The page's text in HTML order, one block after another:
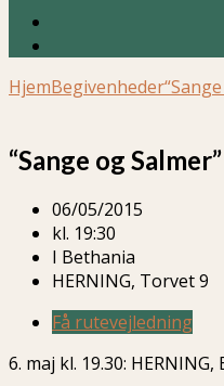
HjemBegivenheder
“Sange og
06/05/2015
kl. 19:30
I Bethania
HERNING, Torvet 9
Få rutevejledning
6. maj kl. 19.30: